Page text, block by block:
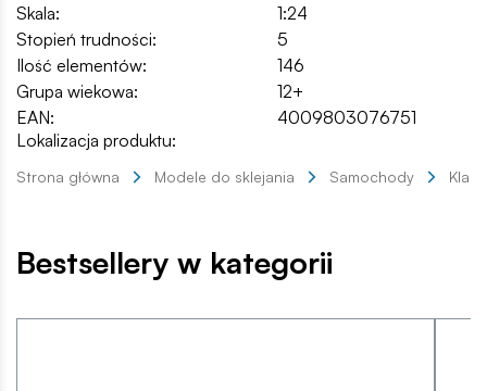
Skala:
1:24
Stopień trudności:
5
Ilość elementów:
146
Grupa wiekowa:
12+
EAN:
4009803076751
Lokalizacja produktu:
Strona główna Modele do sklejania Samochody
Bestsellery w kategorii